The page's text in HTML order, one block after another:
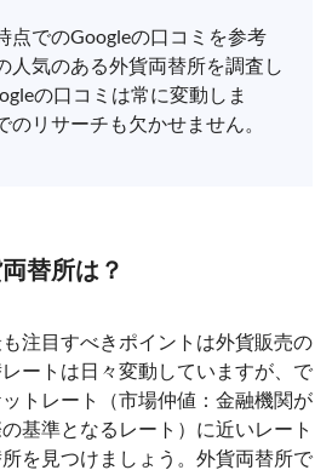
点でのGoogleの口コミを参考
人気のある外貨両替所を調査し
の口コミは常に変動しま
リサーチも欠かせません。
替所は？
注目すべきポイントは外貨販売の
ートは日々変動していますが、で
トレート（市場仲値：金融機関が
基準となるレート）に近いレート
を見つけましょう。外貨両替所で